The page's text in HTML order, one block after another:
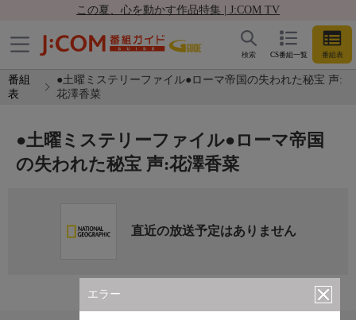
この夏、心を動かす作品特集 | J:COM TV
CS番組一覧 番組表
検索
番組
表
●土曜ミステリーファイル●ローマ帝国の失われた秘宝 声:
花澤香菜
エラー
●土曜ミステリーファイル●ローマ帝国
の失われた秘宝 声:花澤香菜
直近の放送予定はありません